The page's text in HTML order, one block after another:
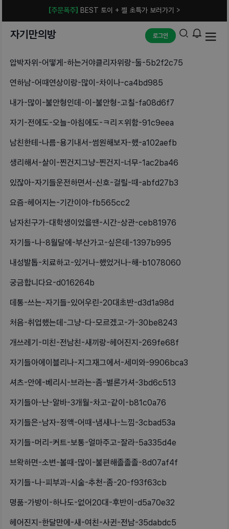
[주문폭주] BEST 토이 + 젤 초특가 보러가기 >
자기만의방 로그인
압박자위-어떻게-하는거야클리자위랑-둘-5b2f2c75
연하남-어때연상이랑-많이-차이나-ca4bd985
내가-많이-불안형인데-이-불안형-고칠-fa08d6f7
자기-전에도-오늘-아침에도-ㅋ리ㅈ위함-91c9eea
남친한테-나름-용기내서-썸원해보자-했-a102aefb
생리해서-살이-찐건지그냥-찐건지-너무-1ac2ba46
있잖아-자기들운전하면서-신호-걸릴-때-abfd27b3
요즘-헤어지는-기간이야-fb565cc2
남자친구가-대학생이었을땐-시간-상관-ceb81976
자기들-나-8월달에-부산가고-싶은데-1397b995
내성발톱-치료하고-있거나-했었거나-해-b1078060
궁금합니다요-d016264b
데통-쓰는-자기들-있어우린-20대초반-d3d1a98d
처음-취업했는데-그냥-다-모르겠고-가-30be8243
개쓰레기-미친-전남친-새끼랑-헤어진지-269fe68f
자기들아에이블리나-지그재그에서-세미와-9906bca3
셔츠-안에-베리시-브라는-좀-별론가셔-3bd6c513
자기들아-난-알바-3개월-차고-같이-b81c0a76
자기들은-남자-정액-어때-냄새나-느낌-3cbad53a
자기들-머리-커트-보통-얼마주고-잘라-5a335d4e
브왁하면-소변-볼때-많이-불편해졸졸졸-8d07af4f
자기들-나-피부과-시술-추천-좀-20-f93f63cb
명품-가방이-하나도-없어20대-후반이-d5a70e32
헤어진지-한달만에-새-여친-사귄-전남-35dabdc5